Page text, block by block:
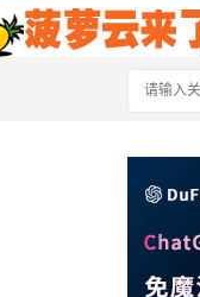
理性选择